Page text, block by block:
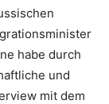
habe durch
und
mit dem